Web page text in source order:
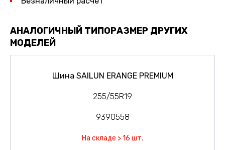
АНАЛОГИЧНЫЙ ТИПОРАЗМЕР ДРУГИХ
МОДЕЛЕЙ
Шина SAILUN ERANGE PREMIUM
255/55R19
9390558
На складе > 16 шт.